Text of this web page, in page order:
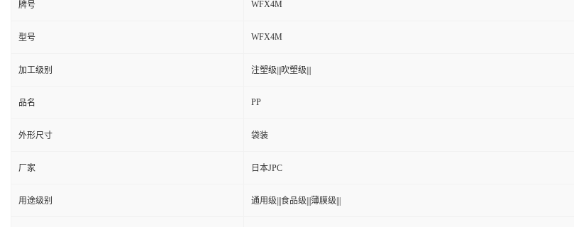
牌号 WFX4M
型号 WFX4M
加工级别 注塑级|||吹塑级|||
品名 PP
外形尺寸 袋装
厂家 日本JPC
用途级别 通用级|||食品级|||薄膜级|||